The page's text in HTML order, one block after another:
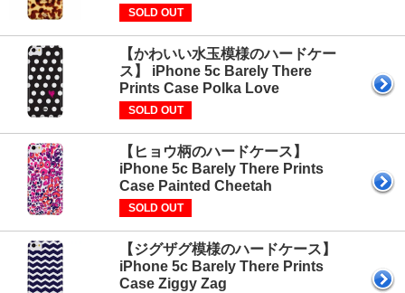
SOLD OUT
【かわいい水玉模様のハードケー
ス】 iPhone 5c Barely There
Prints Case Polka Love
SOLD OUT
【ヒョウ柄のハードケース】
iPhone 5c Barely There Prints
Case Painted Cheetah
SOLD OUT
【ジグザグ模様のハードケース】
iPhone 5c Barely There Prints
Case Ziggy Zag